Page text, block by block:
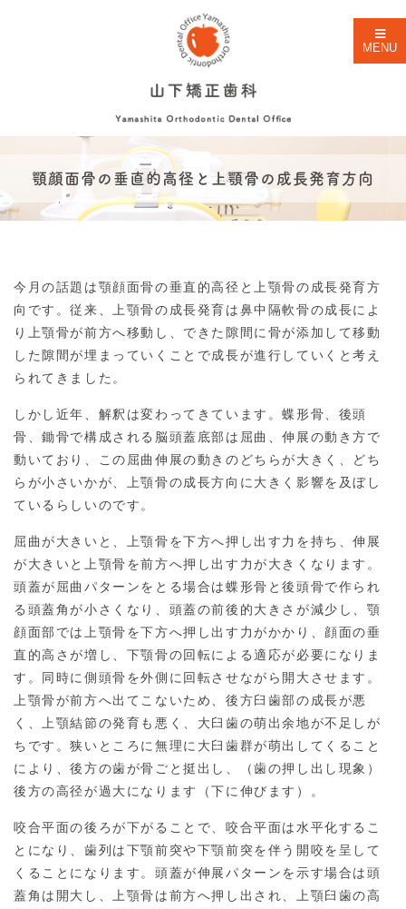
MENU
顎顔面骨の垂直的高径と上顎骨の成長発育方向
今月の話題は顎顔面骨の垂直的高径と上顎骨の成長発育方
向です。従来、上顎骨の成長発育は鼻中隔軟骨の成長によ
り上顎骨が前方へ移動し、できた隙間に骨が添加して移動
した隙間が埋まっていくことで成長が進行していくと考え
られてきました。
しかし近年、解釈は変わってきています。蝶形骨、後頭
骨、鋤骨で構成される脳頭蓋底部は屈曲、伸展の動き方で
動いており、この屈曲伸展の動きのどちらが大きく、どち
らが小さいかが、上顎骨の成長方向に大きく影響を及ぼし
ているらしいのです。
屈曲が大きいと、上顎骨を下方へ押し出す力を持ち、伸展
が大きいと上顎骨を前方へ押し出す力が大きくなります。
頭蓋が屈曲パターンをとる場合は蝶形骨と後頭骨で作られ
る頭蓋角が小さくなり、頭蓋の前後的大きさが減少し、顎
顔面部では上顎骨を下方へ押し出す力がかかり、顔面の垂
直的高さが増し、下顎骨の回転による適応が必要になりま
す。同時に側頭骨を外側に回転させながら開大させます。
上顎骨が前方へ出てこないため、後方臼歯部の成長が悪
く、上顎結節の発育も悪く、大臼歯の萌出余地が不足しが
ちです。狭いところに無理に大臼歯群が萌出してくること
により、後方の歯が骨ごと挺出し、（歯の押し出し現象）
後方の高径が過大になります（下に伸びます）。
咬合平面の後ろが下がることで、咬合平面は水平化するこ
とになり、歯列は下顎前突や下顎前突を伴う開咬を呈して
くることになります。頭蓋が伸展パターンを示す場合は頭
蓋角は開大し、上顎骨は前方へ押し出され、上顎臼歯の高